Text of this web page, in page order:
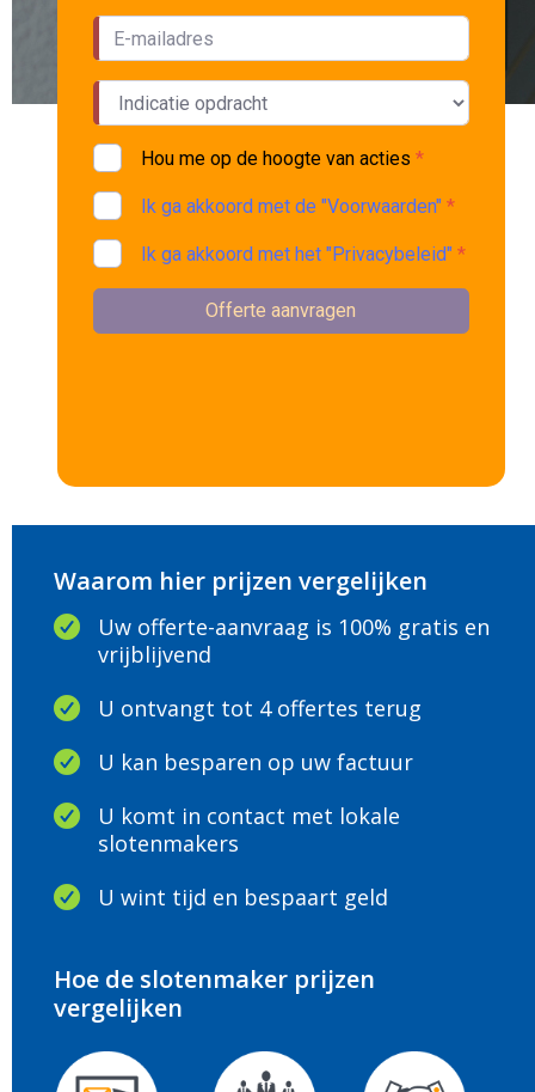
Waarom hier prijzen vergelijken
Uw offerte-aanvraag is 100% gratis en
vrijblijvend
U ontvangt tot 4 offertes terug
U kan besparen op uw factuur
U komt in contact met lokale
slotenmakers
U wint tijd en bespaart geld
Hoe de slotenmaker prijzen
vergelijken